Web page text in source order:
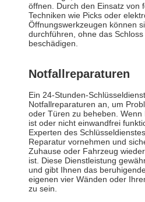
öffnen. Durch den Einsatz von
Techniken wie Picks oder
Öffnungswerkzeugen können
durchführen, ohne das
beschädigen.
Notfallreparaturen
Ein 24-Stunden-
Notfallreparaturen an, um
oder Türen zu beheben. Wenn
ist oder nicht einwandfrei
Experten des
Reparatur vornehmen und
Zuhause oder Fahrzeug
ist. Diese Dienstleistung
und gibt Ihnen das
eigenen vier Wänden oder
zu sein.